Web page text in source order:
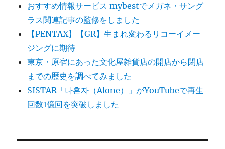
おすすめ情報サービス mybestでメガネ・サング
ラス関連記事の監修をしました
【PENTAX】【GR】生まれ変わるリコーイメー
ジングに期待
東京・原宿にあった文化屋雑貨店の開店から閉店
までの歴史を調べてみました
SISTAR「나혼자（Alone）」がYouTubeで再生
回数1億回を突破しました